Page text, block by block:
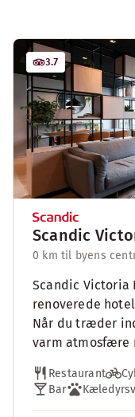
3.7
Scandic
0 km til byens
Scandic Victoria
renoverede
Når du træder
varm atmosfære
Restaurant
Bar